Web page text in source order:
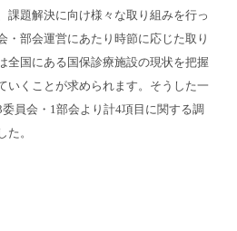
課題解決に向け様々な取り組みを行っ
・部会運営にあたり時節に応じた取り
全国にある国保診療施設の現状を把握
いくことが求められます。そうした一
員会・1部会より計4項目に関する調
。